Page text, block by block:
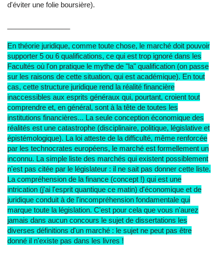
d'éviter une folie boursière).
En théorie juridique, comme toute chose, le marché doit pouvoir
supporter 5 ou 6 qualifications, ce qui est trop ignoré dans les
Facultés où l'on pratique le mythe de "la" qualification (on passe
sur les raisons de cette situation, qui est académique). En tout
cas, cette structure juridique rend la réalité financière
inaccessibles aux esprits généraux qui, pourtant, croient tout
comprendre et, en général, sont à la tête de toutes les
institutions financières... La seule conception économique des
réalités est une catastrophe (disciplinaire, politique, législative et
épistémologique). La loi atteste de la difficulté, même renforcée
par les technocrates européens, le marché est formellement un
inconnu. La simple liste des marchés qui existent possiblement
n'est pas citée par le législateur : il ne sait pas donner cette liste.
La compréhension de la finance (concept !) qui est une
intrication (j'ai l'esprit quantique ce matin) d'économique et de
juridique conduit à de l'incompréhension fondamentale qui
marque toute la législation. C'est pour cela que vous n'aurez
jamais dans aucun concours le sujet de dissertations les
diverses définitions d'un marché : le sujet ne peut pas être
donné il n'existe pas dans les livres !